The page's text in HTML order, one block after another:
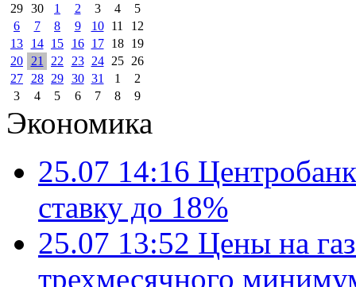
29 30 1 2 3 4
5
6
7 8 9 10 11
12
13
14 15 16 17 18
19
20
21 22 23 24 25
26
27
28 29 30 31 1
2
3
4 5 6 7 8 9
Экономика
25.07 14:16
ставку до 18%
25.07 13:52 Цены на
трехмесячного